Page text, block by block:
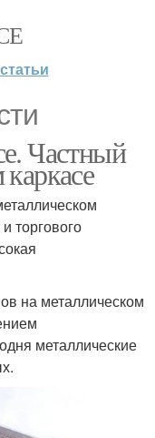
статьи
Частный
торгового
на металлическом
металлические